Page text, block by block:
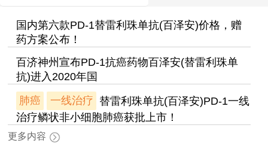
国内第六款PD-1替雷利珠单抗(百泽安)价格，赠
药方案公布！
百济神州宣布PD-1抗癌药物百泽安(替雷利珠单
抗)进入2020年国
肺癌 一线治疗 替雷利珠单抗(百泽安)PD-1一线
治疗鳞状非小细胞肺癌获批上市！
更多内容